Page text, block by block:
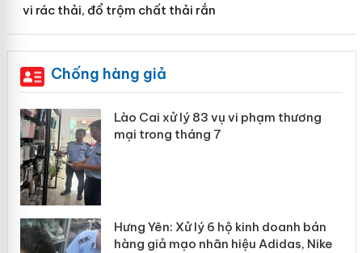
vi rác thải, đổ trộm chất thải rắn
Chống hàng giả
Lào Cai xử lý 83 vụ vi phạm thương
mại trong tháng 7
Hưng Yên: Xử lý 6 hộ kinh doanh bán
hàng giả mạo nhãn hiệu Adidas, Nike